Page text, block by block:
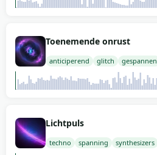
Toenemende onrust
anticiperend glitch gespannen
Lichtpuls
techno spanning synthesizers